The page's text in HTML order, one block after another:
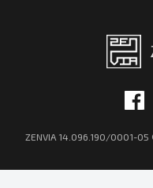
ZENVIA 14.096.190/0001-